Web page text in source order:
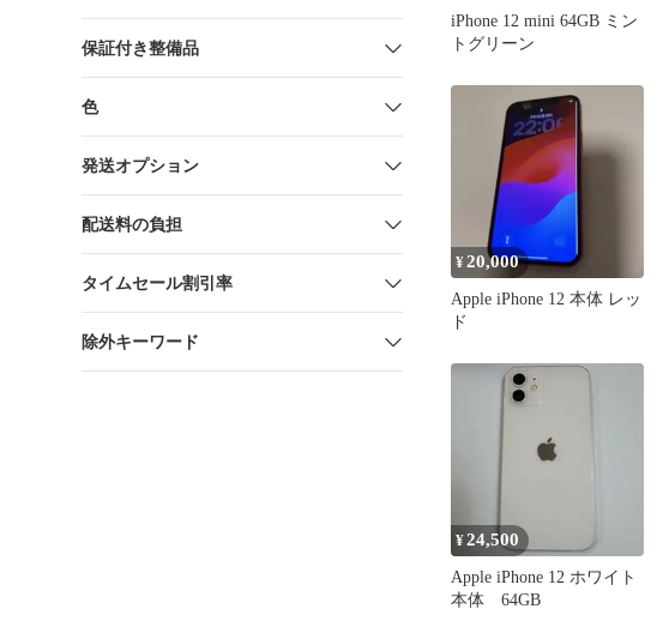
保証付き整備品
色
発送オプション
配送料の負担
タイムセール割引率
除外キーワード
iPhone 12 mini 64GB ミン
トグリーン
¥20,000
Apple iPhone 12 本体 レッ
ド
¥24,500
Apple iPhone 12 ホワイト
本体 64GB